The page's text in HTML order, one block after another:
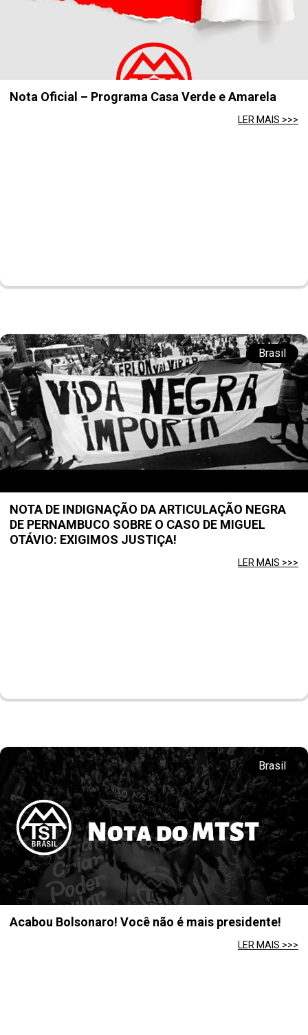
Nota Oficial – Programa Casa Verde e Amarela
LER MAIS >>>
Brasil
NOTA DE INDIGNAÇÃO DA ARTICULAÇÃO NEGRA
DE PERNAMBUCO SOBRE O CASO DE MIGUEL
OTÁVIO: EXIGIMOS JUSTIÇA!
LER MAIS >>>
Brasil
Acabou Bolsonaro! Você não é mais presidente!
LER MAIS >>>